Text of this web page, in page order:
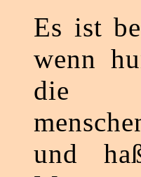
Es ist
wenn
die
und